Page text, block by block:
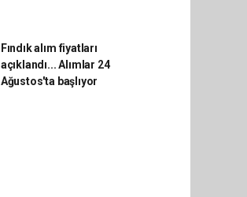
Fındık alım fiyatları
açıklandı... Alımlar 24
Ağustos'ta başlıyor